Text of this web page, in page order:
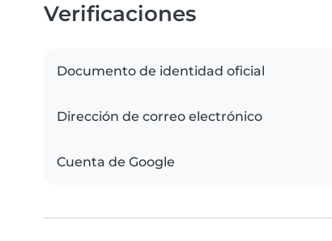
Verificaciones
Documento de identidad oficial
Dirección de correo electrónico
Cuenta de Google